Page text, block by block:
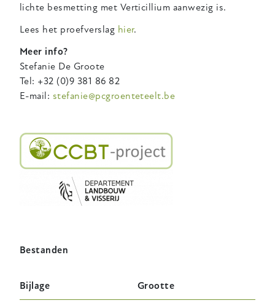
lichte besmetting met Verticillium aanwezig is.
Lees het proefverslag hier.
Meer info?
Stefanie De Groote
Tel: +32 (0)9 381 86 82
E-mail: stefanie@pcgroenteteelt.be
Bestanden
Bijlage Grootte